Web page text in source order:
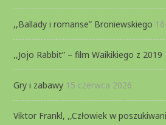
,,Ballady i romanse” Broniewskiego
,,Jojo Rabbit” – film Waikikiego z 2019
Gry i zabawy 15 czerwca 2026
Viktor Frankl, ,,Człowiek w